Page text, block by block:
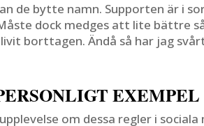
de bytte namn. Supporten är i
dock medges att lite bättre
borttagen. Ändå så har jag
EXEMPEL
om dessa regler i sociala